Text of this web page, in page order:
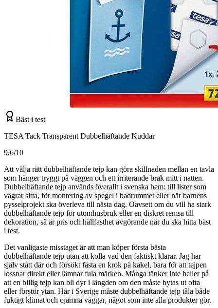
Bäst i test
TESA Tack Transparent Dubbelhäftande Kuddar
9.6/10
Att välja rätt dubbelhäftande tejp kan göra skillnaden mellan en tavla
som hänger tryggt på väggen och ett irriterande brak mitt i natten.
Dubbelhäftande tejp används överallt i svenska hem: till lister som
vägrar sitta, för montering av spegel i badrummet eller när barnens
pysselprojekt ska överleva till nästa dag. Oavsett om du vill ha stark
dubbelhäftande tejp för utomhusbruk eller en diskret remsa till
dekoration, så är pris och hållfasthet avgörande när du ska hitta bäst
i test.
Det vanligaste misstaget är att man köper första bästa
dubbelhäftande tejp utan att kolla vad den faktiskt klarar. Jag har
själv stått där och försökt fästa en krok på kakel, bara för att tejpen
lossnar direkt eller lämnar fula märken. Många tänker inte heller på
att en billig tejp kan bli dyr i längden om den måste bytas ut ofta
eller förstör ytan. Här i Sverige måste dubbelhäftande tejp tåla både
fuktigt klimat och ojämna väggar, något som inte alla produkter gör.